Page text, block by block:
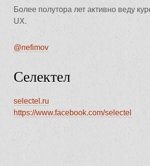
Более полутора лет активно веду
UX.
@nefimov
Селектел
selectel.ru
https://www.facebook.com/selectel